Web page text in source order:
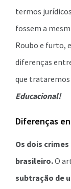
termos
fossem a
Roubo e furto,
diferenças
que
Educacional!
Diferenças
Os dois
brasileiro.O
subtração de